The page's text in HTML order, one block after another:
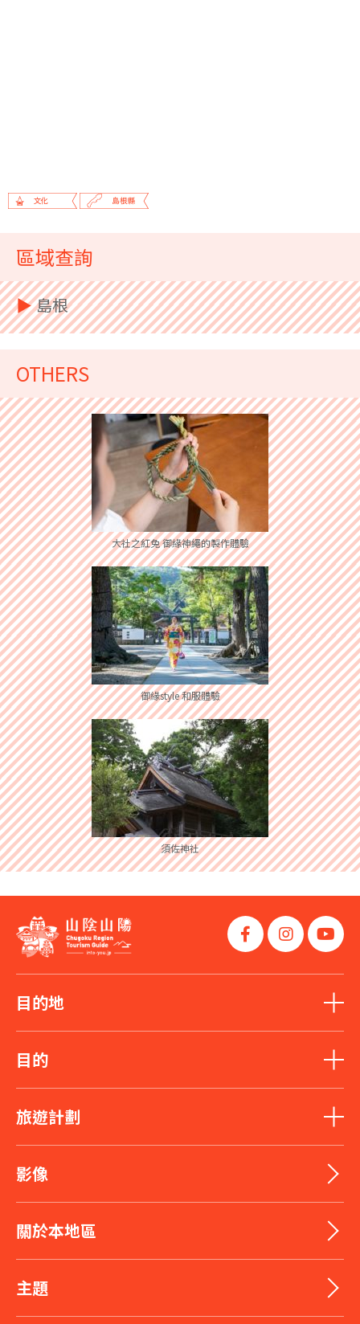
區域查詢
▶︎島根
OTHERS
大社之紅兔 御緣神繩的製作體驗
御緣style 和服體驗
須佐神社
目的地
目的
旅遊計劃
影像
關於本地區
主題